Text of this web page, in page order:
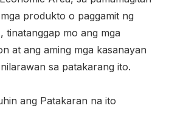
produkto o paggamit ng
tinatanggap mo ang mga
at ang aming mga kasanayan
sa patakarang ito.
ang Patakaran na ito